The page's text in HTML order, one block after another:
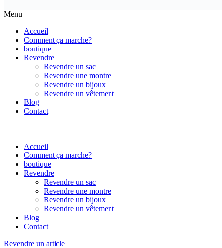
Menu
Accueil
Comment ça marche?
boutique
Revendre
Revendre un sac
Revendre une montre
Revendre un bijoux
Revendre un vêtement
Blog
Contact
Accueil
Comment ça marche?
boutique
Revendre
Revendre un sac
Revendre une montre
Revendre un bijoux
Revendre un vêtement
Blog
Contact
Revendre un article